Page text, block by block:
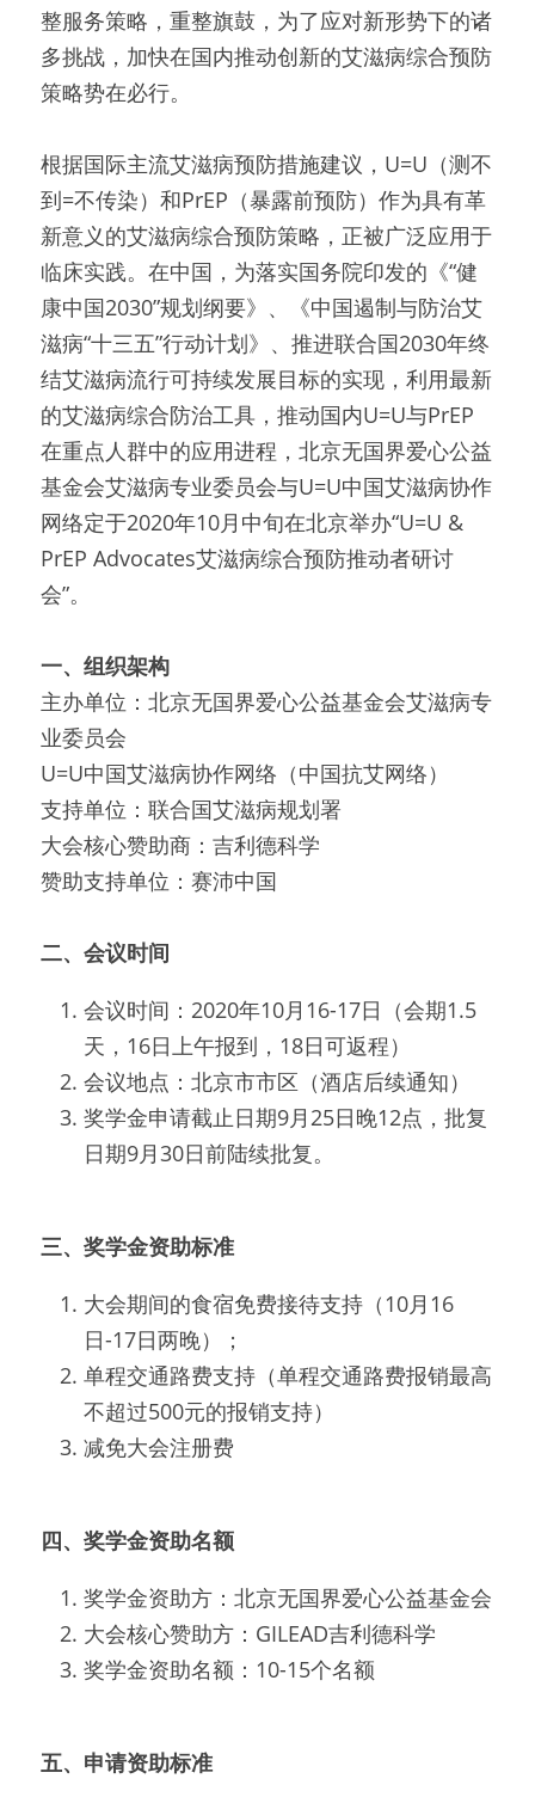
2021中国艾滋病合作交流大会
整服务策略，重整旗鼓，为了应对新形势下的诸
多挑战，加快在国内推动创新的艾滋病综合预防
策略势在必行。
根据国际主流艾滋病预防措施建议，U=U（测不
到=不传染）和PrEP（暴露前预防）作为具有革
新意义的艾滋病综合预防策略，正被广泛应用于
临床实践。在中国，为落实国务院印发的《“健
康中国2030”规划纲要》、《中国遏制与防治艾
滋病“十三五”行动计划》、推进联合国2030年终
结艾滋病流行可持续发展目标的实现，利用最新
的艾滋病综合防治工具，推动国内U=U与PrEP
在重点人群中的应用进程，北京无国界爱心公益
基金会艾滋病专业委员会与U=U中国艾滋病协作
网络定于2020年10月中旬在北京举办“U=U &
PrEP Advocates艾滋病综合预防推动者研讨
会”。
一、组织架构
主办单位：北京无国界爱心公益基金会艾滋病专
业委员会
U=U中国艾滋病协作网络（中国抗艾网络）
支持单位：联合国艾滋病规划署
大会核心赞助商：吉利德科学
赞助支持单位：赛沛中国
二、会议时间
会议时间：2020年10月16-17日（会期1.5
天，16日上午报到，18日可返程）
会议地点：北京市市区（酒店后续通知）
奖学金申请截止日期9月25日晚12点，批复
日期9月30日前陆续批复。
三、奖学金资助标准
大会期间的食宿免费接待支持（10月16
日-17日两晚）；
单程交通路费支持（单程交通路费报销最高
不超过500元的报销支持）
减免大会注册费
四、奖学金资助名额
奖学金资助方：北京无国界爱心公益基金会
大会核心赞助方：GILEAD吉利德科学
奖学金资助名额：10-15个名额
五、申请资助标准